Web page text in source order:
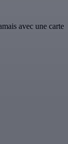
avec une carte